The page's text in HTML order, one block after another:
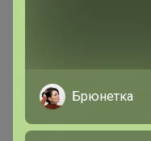
Брюнетка